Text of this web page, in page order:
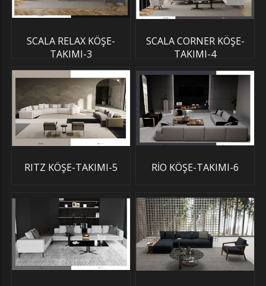
SCALA RELAX KÖŞE-
TAKIMI-3
SCALA CORNER KÖŞE-
TAKIMI-4
RITZ KÖŞE-TAKIMI-5 RİO KÖŞE-TAKIMI-6